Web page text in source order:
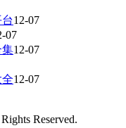
12-07
07
集12-07
12-07
Reserved.